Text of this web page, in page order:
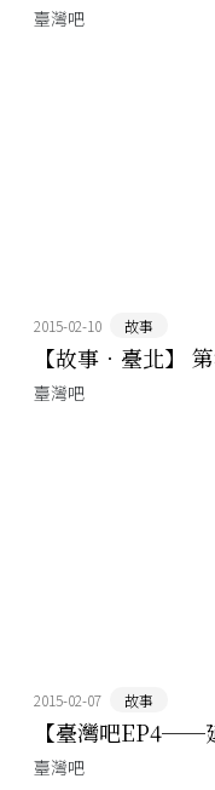
臺灣吧
2015-02-10 故事
【故事．臺北】
臺灣吧
2015-02-07 故事
【臺灣吧EP4──
臺灣吧